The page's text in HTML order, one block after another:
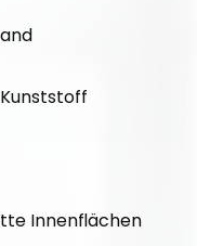
Innenflächen